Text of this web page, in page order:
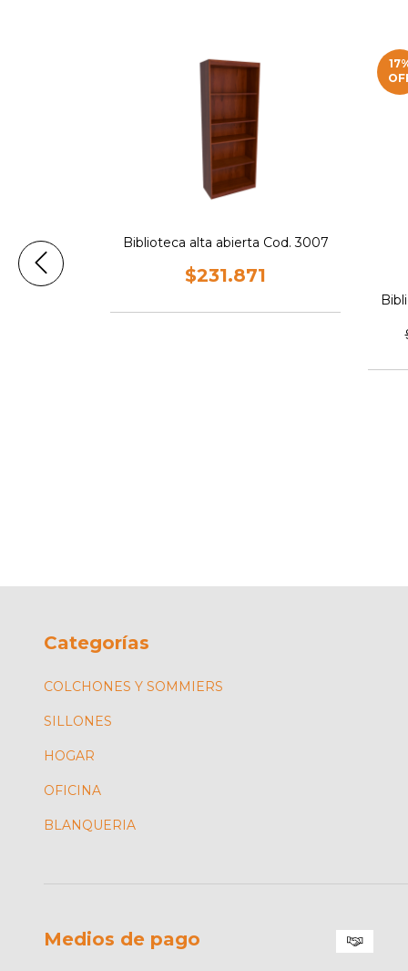
Biblioteca alta abierta Cod. 3007
$231.871
17
Categorías
COLCHONES Y SOMMIERS
SILLONES
HOGAR
OFICINA
BLANQUERIA
Medios de pago